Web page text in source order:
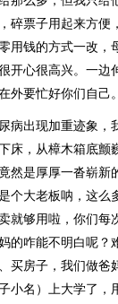
碎票子用起来方便
用钱的方式一改，
开心很高兴。一边
外要忙好你们自己。
病出现加重迹象，
床，从樟木箱底颤
然是厚厚一沓崭新
个大老板呐，这么
就够用啦，你们每
的咋能不明白呢？
买房子，我们做爸
小名）上大学了，